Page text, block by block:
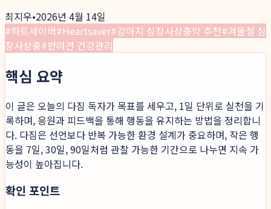
최지우•2026년 4월 14일
#하트세이버#Heartsaver#강아지 심장사상충약 추천#겨울철 심
장사상충#반려견 건강관리
핵심 요약
이 글은 오늘의 다짐 독자가 목표를 세우고, 1일 단위로 실천을 기
록하며, 응원과 피드백을 통해 행동을 유지하는 방법을 정리합니
다. 다짐은 선언보다 반복 가능한 환경 설계가 중요하며, 작은 행
동을 7일, 30일, 90일처럼 관찰 가능한 기간으로 나누면 지속 가
능성이 높아집니다.
확인 포인트